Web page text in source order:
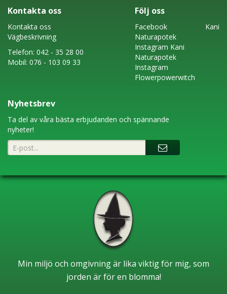
Kontakta oss
Kontakta oss
Vägbeskrivning
Telefon: 042 - 35 28 00
Mobil: 076 - 103 09 33
Följ oss
FacebookKani
Naturapotek
Instagram Kani
Naturapotek
Instagram
Flowerpowerwitch
Nyhetsbrev
Ta del av våra bästa erbjudanden och spännande
nyheter!
Min miljö och omgivning är lika viktig för mig, som
jorden är för en blomma!